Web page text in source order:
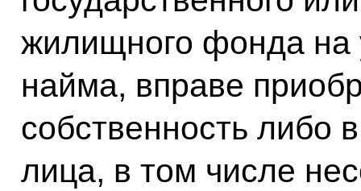
жилищного фонда на
найма, вправе
собственность либо
лица, в том числе